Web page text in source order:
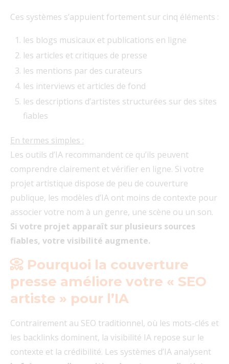
Ces systèmes s’appuient fortement sur cinq éléments :
les blogs musicaux et publications en ligne
les articles et critiques de presse
les mentions par des curateurs
les interviews et articles de fond
les descriptions d’artistes structurées sur des sites
fiables
En termes simples :
Les outils d’IA recommandent ce qu’ils peuvent
comprendre clairement et vérifier en ligne. Si votre
projet artistique dispose de peu de couverture
publique, les modèles d’IA ont moins de contexte pour
associer votre nom à un genre, une scène ou un son.
Si votre projet apparaît sur plusieurs sources
fiables, votre visibilité augmente.
📀 Pourquoi la couverture
presse améliore votre « SEO
artiste » pour l’IA
Contrairement au SEO traditionnel, où les mots-clés et
les backlinks dominent, la visibilité IA repose sur le
contexte et la crédibilité. Les systèmes d’IA analysent